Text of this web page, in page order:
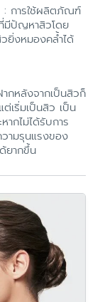
: การใช้ผลิตภัณฑ์
มีปัญหาสิวโดย
ยิ่งหมองคล้ำได้
กหลังจากเป็นสิวก็
เริ่มเป็นสิว เป็น
ากไม่ได้รับการ
ามรุนแรงของ
ยากขึ้น